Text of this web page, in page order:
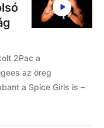
2Pac a
az öreg
a Spice Girls is –